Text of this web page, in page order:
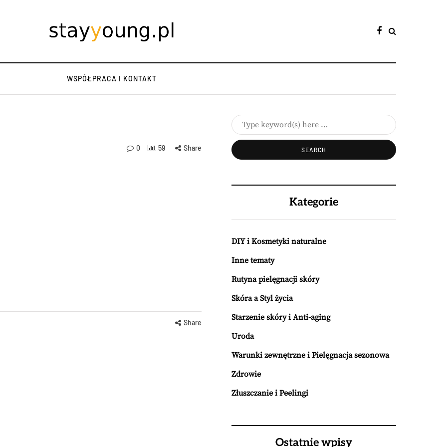
WSPÓŁPRACA I KONTAKT
0 59 Share
Share
Kategorie
DIY i Kosmetyki naturalne
Inne tematy
Rutyna pielęgnacji skóry
Skóra a Styl życia
Starzenie skóry i Anti-aging
Uroda
Warunki zewnętrzne i Pielęgnacja sezonowa
Zdrowie
Złuszczanie i Peelingi
Ostatnie wpisy